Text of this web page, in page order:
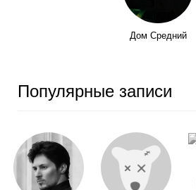
Дом Средний
Популярные записи